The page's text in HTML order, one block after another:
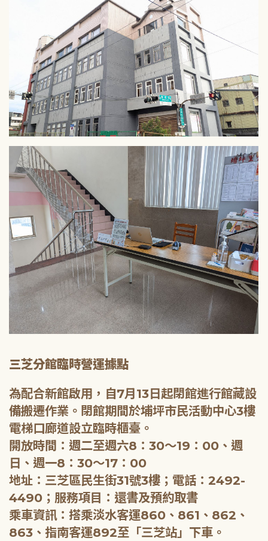
三芝分館臨時營運據點
為配合新館啟用，自7月13日起閉館進行館藏設
備搬遷作業。閉館期間於埔坪市民活動中心3樓
電梯口廊道設立臨時櫃臺。
開放時間：週二至週六8：30～19：00、週
日、週一8：30～17：00
地址：三芝區民生街31號3樓；電話：2492-
4490；服務項目：還書及預約取書
乘車資訊：搭乘淡水客運860、861、862、
863、指南客運892至「三芝站」下車。